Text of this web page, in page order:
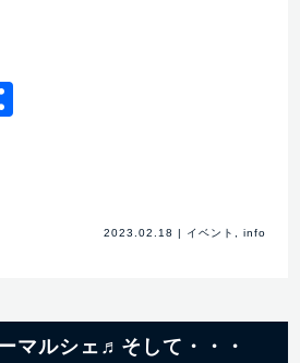
2023.02.18 | イベント , info
マルシェ♬そして・・・